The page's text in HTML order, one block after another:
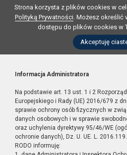
Strona korzysta z plików cookies w
Polityką Prywatności. Możesz określić
dostępu do plików cookies w
Akceptuję
Informacja Administratora
Na podstawie art. 13 ust. 1 i 2
Europejskiego i Rady (UE) 2016/679 z
sprawie ochrony osób fizycznych w
danych osobowych i w sprawie
oraz uchylenia dyrektywy 95/46/WE
ochronie danych), Dz. U. UE. L.
RODO informuję: